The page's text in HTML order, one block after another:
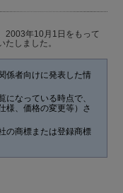
2003年10月1日をもって
たしました。
係者向けに発表した情
なっている時点で、
様、価格の変更等）さ
の商標または登録商標